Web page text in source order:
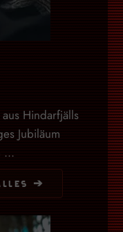
Hindarfjälls
Jubiläum
...
➔